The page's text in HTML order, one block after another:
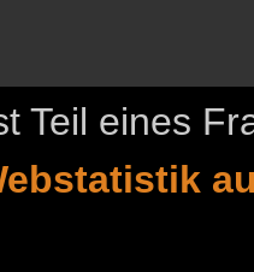
Teil eines